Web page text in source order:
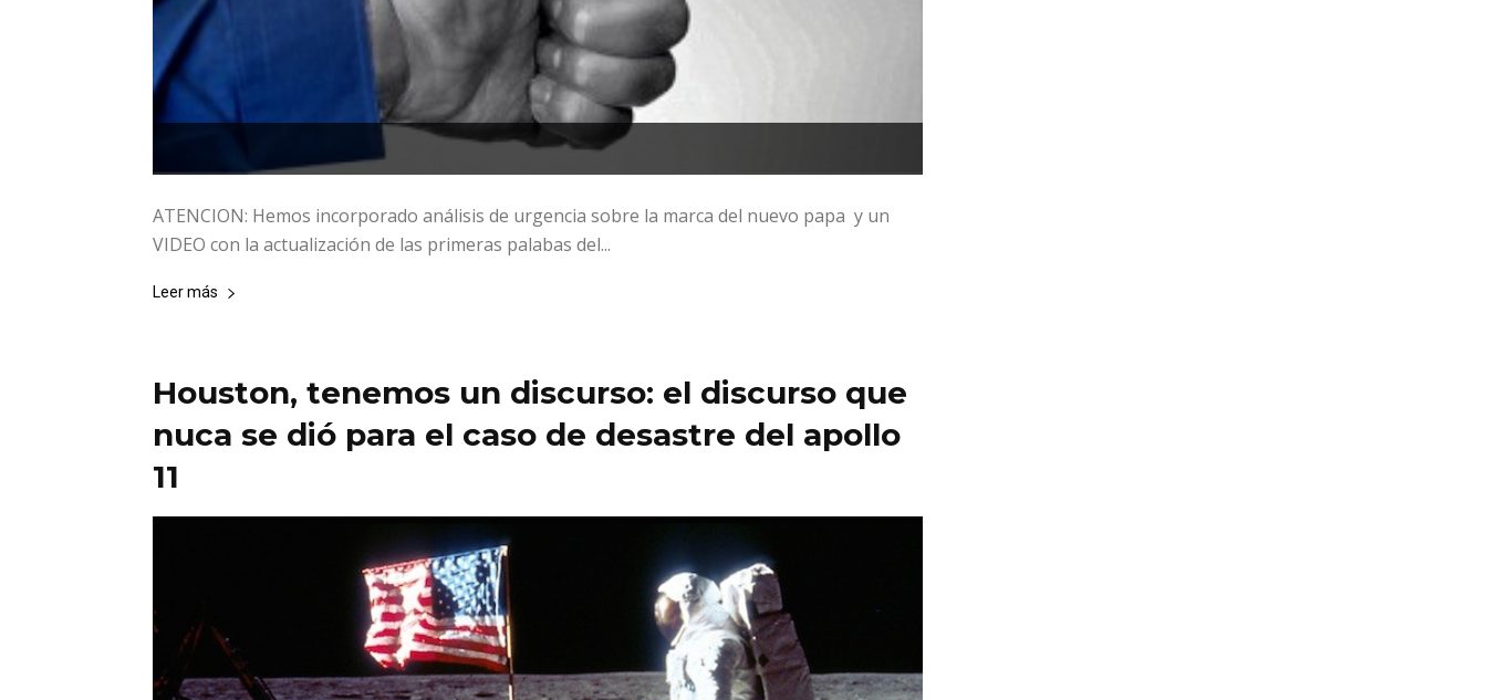
ATENCION: Hemos incorporado análisis de urgencia sobre la marca del nuevo papa y un
VIDEO con la actualización de las primeras palabas del...
Leer más
Houston, tenemos un discurso: el discurso que
nuca se dió para el caso de desastre del apollo
11